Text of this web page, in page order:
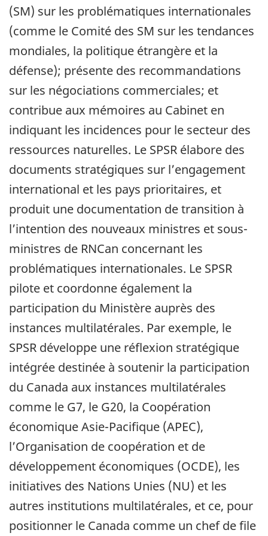
(SM) sur les problématiques internationales
(comme le Comité des SM sur les tendances
mondiales, la politique étrangère et la
défense); présente des recommandations
sur les négociations commerciales; et
contribue aux mémoires au Cabinet en
indiquant les incidences pour le secteur des
ressources naturelles. Le SPSR élabore des
documents stratégiques sur l’engagement
international et les pays prioritaires, et
produit une documentation de transition à
l’intention des nouveaux ministres et sous-
ministres de RNCan concernant les
problématiques internationales. Le SPSR
pilote et coordonne également la
participation du Ministère auprès des
instances multilatérales. Par exemple, le
SPSR développe une réflexion stratégique
intégrée destinée à soutenir la participation
du Canada aux instances multilatérales
comme le G7, le G20, la Coopération
économique Asie-Pacifique (APEC),
l’Organisation de coopération et de
développement économiques (OCDE), les
initiatives des Nations Unies (NU) et les
autres institutions multilatérales, et ce, pour
positionner le Canada comme un chef de file